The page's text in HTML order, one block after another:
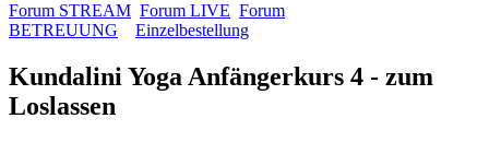
Forum STREAM Forum LIVE Forum
BETREUUNG
Einzelbestellung
Kundalini Yoga Anfängerkurs 4 - zum
Loslassen